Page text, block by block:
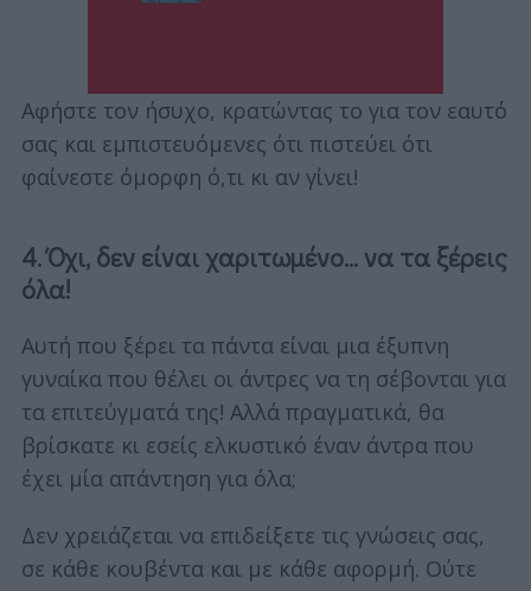
Αφήστε τον ήσυχο, κρατώντας το για τον εαυτό
σας και εμπιστευόμενες ότι πιστεύει ότι
φαίνεστε όμορφη ό,τι κι αν γίνει!
4. Όχι, δεν είναι χαριτωμένο… να τα ξέρεις
όλα!
Αυτή που ξέρει τα πάντα είναι μια έξυπνη
γυναίκα που θέλει οι άντρες να τη σέβονται για
τα επιτεύγματά της! Αλλά πραγματικά, θα
βρίσκατε κι εσείς ελκυστικό έναν άντρα που
έχει μία απάντηση για όλα;
Δεν χρειάζεται να επιδείξετε τις γνώσεις σας,
σε κάθε κουβέντα και με κάθε αφορμή. Ούτε